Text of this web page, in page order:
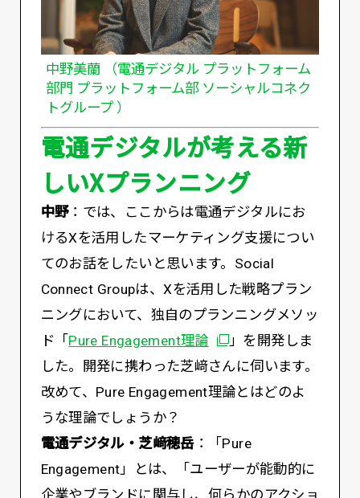
中野美蘭 （電通デジタル プラットフォーム
部門 プラットフォーム部 ソーシャルコネク
トグループ ）
電通デジタルが考える新
しいXプランニング
中野：では、ここからは電通デジタルにお
けるXを活用したマーケティング支援につい
てのお話をしたいと思います。Social
Connect Groupは、Xを活用した戦略プラン
ニングにおいて、独自のプランニングメソッ
ド「 Pure Engagement理論別ウィンドウで開く
」を開発しま
した。開発に携わった芝﨑さんに伺います。
改めて、Pure Engagement理論とはどのよ
うな理論でしょうか？
電通デジタル・芝﨑穂岳：「Pure
Engagement」とは、「ユーザーが能動的に